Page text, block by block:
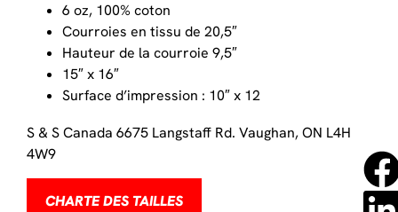
6 oz, 100% coton
Courroies en tissu de 20,5″
Hauteur de la courroie 9,5″
15″ x 16″
Surface d’impression : 10″ x 12
S & S Canada 6675 Langstaff Rd. Vaughan, ON L4H
4W9
CHARTE DES TAILLES